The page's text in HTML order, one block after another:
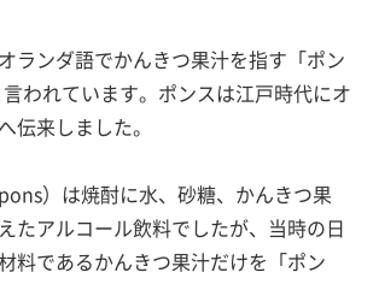
ランダ語でかんきつ果汁を指す「ポン
われています。ポンスは江戸時代にオ
伝来しました。
）は焼酎に水、砂糖、かんきつ果
たアルコール飲料でしたが、当時の日
料であるかんきつ果汁だけを「ポン